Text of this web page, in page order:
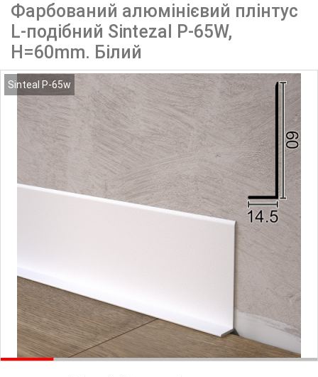
Фарбований алюмінієвий плінтус
L-подібний Sintezal P-65W,
H=60mm. Білий
Sinteal P-65w